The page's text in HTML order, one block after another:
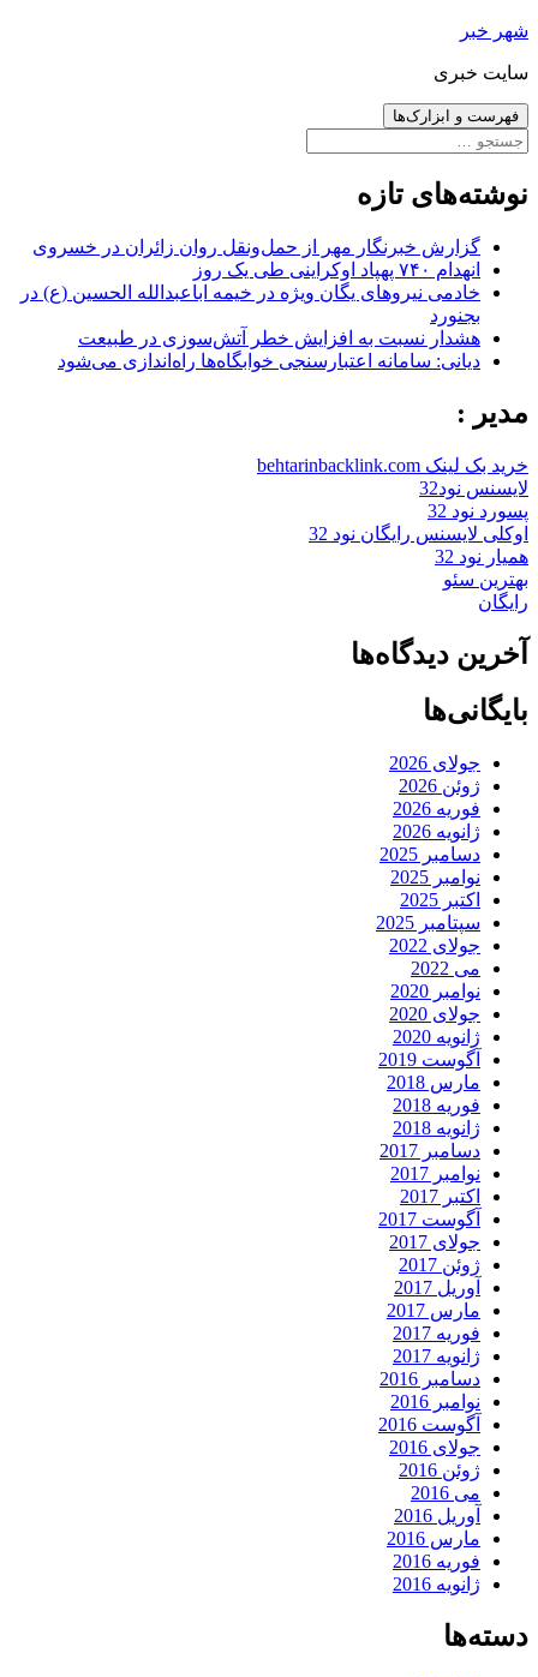
رفتن
نوشته‌ها
شهر خبر
سایت خبری
فهرست و ابزارک‌ها
جستجو
نوشته‌های تازه
گزارش خبرنگار مهر از حمل‌ونقل روان زائران در خسروی
انهدام ۷۴۰ پهپاد اوکراینی طی یک روز
خادمی نیروهای یگان ویژه در خیمه اباعبدالله الحسین (ع) در
بجنورد
هشدار نسبت به افزایش خطر آتش‌سوزی در طبیعت
دیانی: سامانه اعتبارسنجی خوابگاه‌ها راه‌اندازی می‌شود
مدیر :
خرید بک لینک behtarinbacklink.com
لایسنس نود32
پسورد نود 32
اوکلی لایسنس رایگان نود 32
همیار نود 32
بهترین سئو
رایگان
آخرین دیدگاه‌ها
بایگانی‌ها
جولای 2026
ژوئن 2026
فوریه 2026
ژانویه 2026
دسامبر 2025
نوامبر 2025
اکتبر 2025
سپتامبر 2025
جولای 2022
می 2022
نوامبر 2020
جولای 2020
ژانویه 2020
آگوست 2019
مارس 2018
فوریه 2018
ژانویه 2018
دسامبر 2017
نوامبر 2017
اکتبر 2017
آگوست 2017
جولای 2017
ژوئن 2017
آوریل 2017
مارس 2017
فوریه 2017
ژانویه 2017
دسامبر 2016
نوامبر 2016
آگوست 2016
جولای 2016
ژوئن 2016
می 2016
آوریل 2016
مارس 2016
فوریه 2016
ژانویه 2016
دسته‌ها